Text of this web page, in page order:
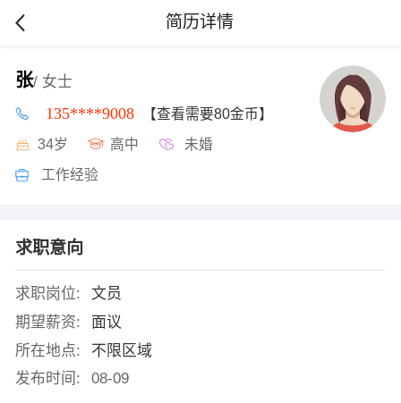
简历详情
张/ 女士
135****9008 【查看需要80金币】
34岁 高中 未婚
工作经验
求职意向
求职岗位:
文员
期望薪资:
面议
所在地点:
不限区域
发布时间:
08-09